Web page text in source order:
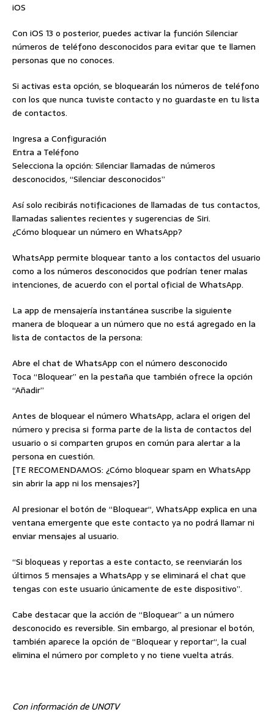
iOS
Con iOS 13 o posterior, puedes activar la función Silenciar
números de teléfono desconocidos para evitar que te llamen
personas que no conoces.
Si activas esta opción, se bloquearán los números de teléfono
con los que nunca tuviste contacto y no guardaste en tu lista
de contactos.
Ingresa a Configuración
Entra a Teléfono
Selecciona la opción: Silenciar llamadas de números
desconocidos, “Silenciar desconocidos”
Así solo recibirás notificaciones de llamadas de tus contactos,
llamadas salientes recientes y sugerencias de Siri.
¿Cómo bloquear un número en WhatsApp?
WhatsApp permite bloquear tanto a los contactos del usuario
como a los números desconocidos que podrían tener malas
intenciones, de acuerdo con el portal oficial de WhatsApp.
La app de mensajería instantánea suscribe la siguiente
manera de bloquear a un número que no está agregado en la
lista de contactos de la persona:
Abre el chat de WhatsApp con el número desconocido
Toca “Bloquear” en la pestaña que también ofrece la opción
“Añadir”
Antes de bloquear el número WhatsApp, aclara el origen del
número y precisa si forma parte de la lista de contactos del
usuario o si comparten grupos en común para alertar a la
persona en cuestión.
[TE RECOMENDAMOS: ¿Cómo bloquear spam en WhatsApp
sin abrir la app ni los mensajes?]
Al presionar el botón de “Bloquear“, WhatsApp explica en una
ventana emergente que este contacto ya no podrá llamar ni
enviar mensajes al usuario.
“Si bloqueas y reportas a este contacto, se reenviarán los
últimos 5 mensajes a WhatsApp y se eliminará el chat que
tengas con este usuario únicamente de este dispositivo”.
Cabe destacar que la acción de “Bloquear” a un número
desconocido es reversible. Sin embargo, al presionar el botón,
también aparece la opción de “Bloquear y reportar“, la cual
elimina el número por completo y no tiene vuelta atrás.
Con información de UNOTV